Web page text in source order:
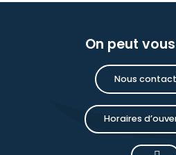
On peut
Nous
Horaires